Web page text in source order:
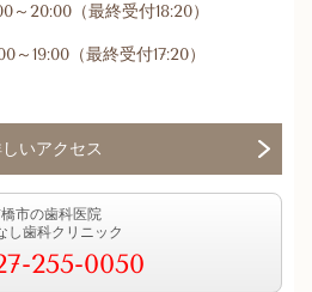
～20:00（最終受付18:20）
（最終受付17:20）
いアクセス
市の歯科医院
し歯科クリニック
255-0050